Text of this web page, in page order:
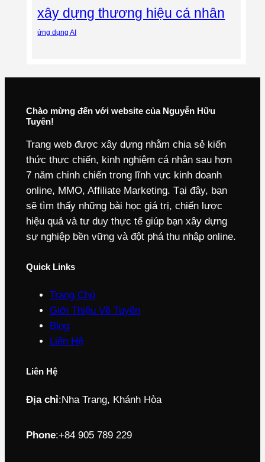
xây dựng thương hiệu cá nhân
ứng dụng AI
Chào mừng đến với website của Nguyễn Hữu
Tuyên!
Trang web được xây dựng nhằm chia sẻ kiến
thức thực chiến, kinh nghiệm cá nhân sau hơn
7 năm chinh chiến trong lĩnh vực kinh doanh
online, MMO, Affiliate Marketing. Tại đây, bạn
sẽ tìm thấy những bài học giá trị, chiến lược
hiệu quả và tư duy thực tế giúp bạn xây dựng
sự nghiệp bền vững và đột phá thu nhập online.
Quick Links
Trang Chủ
Giới Thiệu Về Tuyên
Blog
Liên Hệ
Liên Hệ
Địa chỉ:Nha Trang, Khánh Hòa
Phone:+84 905 789 229